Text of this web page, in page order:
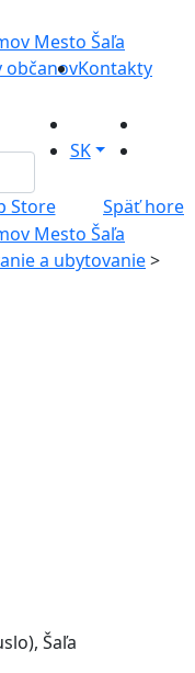
občanovKontakty
SK
Store Späť hore
a ubytovanie>
Šaľa